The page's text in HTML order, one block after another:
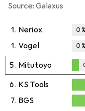
Source: Galaxus
1. Neriox 0%
1. Vogel 0%
5. Mitutoyo
0,1%
6. KS Tools
0,2%
7. BGS